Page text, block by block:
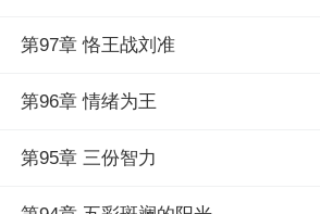
第97章 恪王战刘准
第96章 情绪为王
第95章 三份智力